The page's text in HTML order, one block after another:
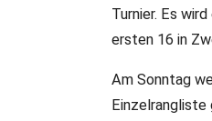
Turnier. Es
ersten 16 in
Am Sonntag